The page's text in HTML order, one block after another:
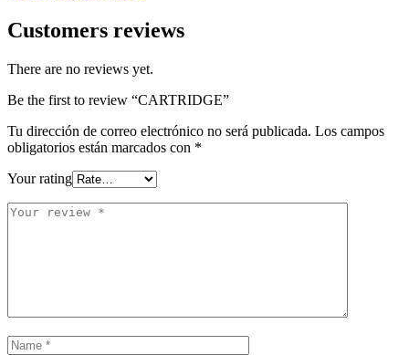
Customers reviews
There are no reviews yet.
Be the first to review “CARTRIDGE”
Tu dirección de correo electrónico no será publicada. Los campos
obligatorios están marcados con *
Your rating